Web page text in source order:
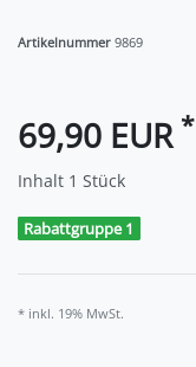
Artikelnummer 9869
69,90 EUR *
Inhalt 1 Stück
Rabattgruppe 1
* inkl. 19% MwSt.